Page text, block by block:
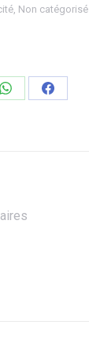
, Non catégorisé
PartagerPartager